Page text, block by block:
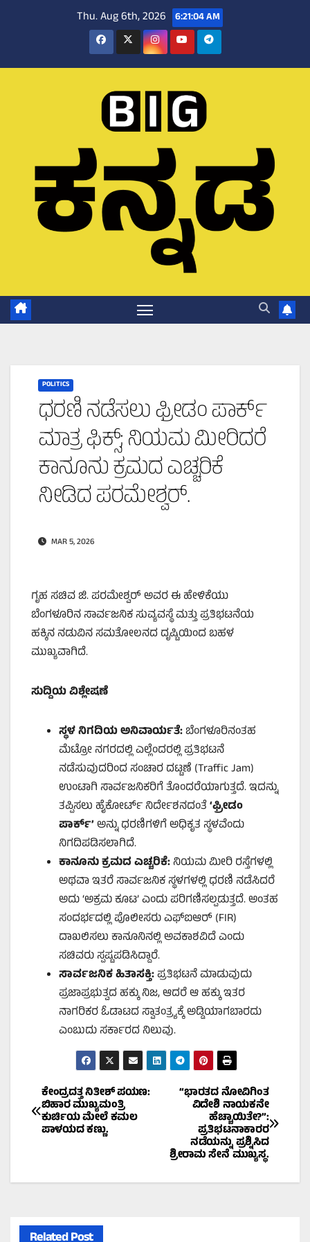
Thu. Aug 6th, 2026 6:21:04 AM
POLITICS
ಧರಣಿ ನಡೆಸಲು ಫ್ರೀಡಂ ಪಾರ್ಕ್
ಮಾತ್ರ ಫಿಕ್ಸ್; ನಿಯಮ ಮೀರಿದರೆ
ಕಾನೂನು ಕ್ರಮದ ಎಚ್ಚರಿಕೆ
ನೀಡಿದ ಪರಮೇಶ್ವರ್.
MAR 5, 2026
ಗೃಹ ಸಚಿವ ಜಿ. ಪರಮೇಶ್ವರ್ ಅವರ ಈ ಹೇಳಿಕೆಯು
ಬೆಂಗಳೂರಿನ ಸಾರ್ವಜನಿಕ ಸುವ್ಯವಸ್ಥೆ ಮತ್ತು ಪ್ರತಿಭಟನೆಯ
ಹಕ್ಕಿನ ನಡುವಿನ ಸಮತೋಲನದ ದೃಷ್ಟಿಯಿಂದ ಬಹಳ
ಮುಖ್ಯವಾಗಿದೆ.
ಸುದ್ದಿಯ ವಿಶ್ಲೇಷಣೆ
ಸ್ಥಳ ನಿಗದಿಯ ಅನಿವಾರ್ಯತೆ:ಬೆಂಗಳೂರಿನಂತಹ
ಮೆಟ್ರೋ ನಗರದಲ್ಲಿ ಎಲ್ಲೆಂದರಲ್ಲಿ ಪ್ರತಿಭಟನೆ
ನಡೆಸುವುದರಿಂದ ಸಂಚಾರ ದಟ್ಟಣೆ (Traffic Jam)
ಉಂಟಾಗಿ ಸಾರ್ವಜನಿಕರಿಗೆ ತೊಂದರೆಯಾಗುತ್ತದೆ. ಇದನ್ನು
ತಪ್ಪಿಸಲು ಹೈಕೋರ್ಟ್ ನಿರ್ದೇಶನದಂತೆ‘ಫ್ರೀಡಂ
ಪಾರ್ಕ್’ಅನ್ನು ಧರಣಿಗಳಿಗೆ ಅಧಿಕೃತ ಸ್ಥಳವೆಂದು
ನಿಗದಿಪಡಿಸಲಾಗಿದೆ.
ಕಾನೂನು ಕ್ರಮದ ಎಚ್ಚರಿಕೆ:ನಿಯಮ ಮೀರಿ ರಸ್ತೆಗಳಲ್ಲಿ
ಅಥವಾ ಇತರೆ ಸಾರ್ವಜನಿಕ ಸ್ಥಳಗಳಲ್ಲಿ ಧರಣಿ ನಡೆಸಿದರೆ
ಅದು ‘ಅಕ್ರಮ ಕೂಟ’ ಎಂದು ಪರಿಗಣಿಸಲ್ಪಡುತ್ತದೆ. ಅಂತಹ
ಸಂದರ್ಭದಲ್ಲಿ ಪೊಲೀಸರು ಎಫ್‌ಐಆರ್ (FIR)
ದಾಖಲಿಸಲು ಕಾನೂನಿನಲ್ಲಿ ಅವಕಾಶವಿದೆ ಎಂದು
ಸಚಿವರು ಸ್ಪಷ್ಟಪಡಿಸಿದ್ದಾರೆ.
ಸಾರ್ವಜನಿಕ ಹಿತಾಸಕ್ತಿ:ಪ್ರತಿಭಟನೆ ಮಾಡುವುದು
ಪ್ರಜಾಪ್ರಭುತ್ವದ ಹಕ್ಕು ನಿಜ, ಆದರೆ ಆ ಹಕ್ಕು ಇತರ
ನಾಗರಿಕರ ಓಡಾಟದ ಸ್ವಾತಂತ್ರ್ಯಕ್ಕೆ ಅಡ್ಡಿಯಾಗಬಾರದು
ಎಂಬುದು ಸರ್ಕಾರದ ನಿಲುವು.
Post
navigation
“ಭಾರತದ ನೋವಿಗಿಂತ
ವಿದೇಶಿ ನಾಯಕನೇ
ಹೆಚ್ಚಾಯಿತೇ?”:
ಪ್ರತಿಭಟನಾಕಾರರ
ನಡೆಯನ್ನು ಪ್ರಶ್ನಿಸಿದ
ಶ್ರೀರಾಮ ಸೇನೆ ಮುಖ್ಯಸ್ಥ.
ಕೇಂದ್ರದತ್ತ ನಿತೀಶ್ ಪಯಣ:
ಬಿಹಾರ ಮುಖ್ಯಮಂತ್ರಿ
ಕುರ್ಚಿಯ ಮೇಲೆ ಕಮಲ
ಪಾಳಯದ ಕಣ್ಣು.